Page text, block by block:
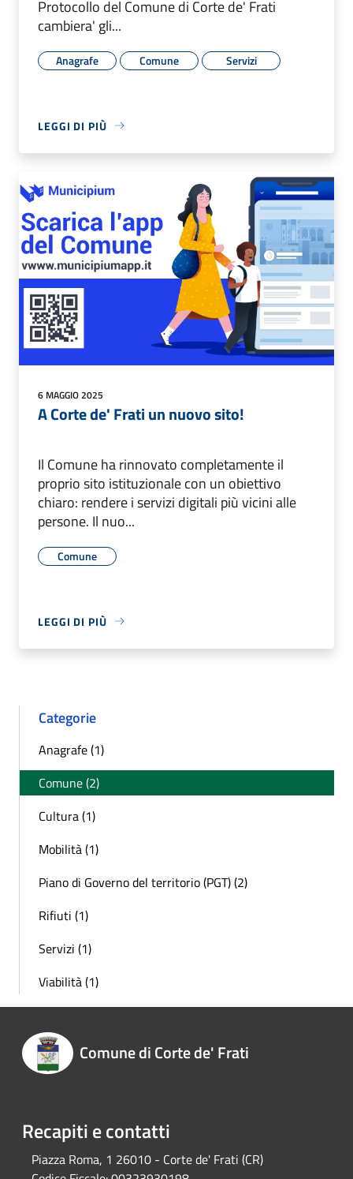
Protocollo del Comune di Corte de' Frati
cambiera' gli...
Anagrafe Comune Servizi
LEGGI DI PIÙ
6 MAGGIO 2025
A Corte de' Frati un nuovo sito!
Il Comune ha rinnovato completamente il
proprio sito istituzionale con un obiettivo
chiaro: rendere i servizi digitali più vicini alle
persone. Il nuo...
Comune
LEGGI DI PIÙ
Categorie
Anagrafe (1)
Comune (2)
Cultura (1)
Mobilità (1)
Piano di Governo del territorio (PGT) (2)
Rifiuti (1)
Servizi (1)
Viabilità (1)
Comune di Corte de' Frati
Recapiti e contatti
Piazza Roma, 1 26010 - Corte de' Frati (CR)